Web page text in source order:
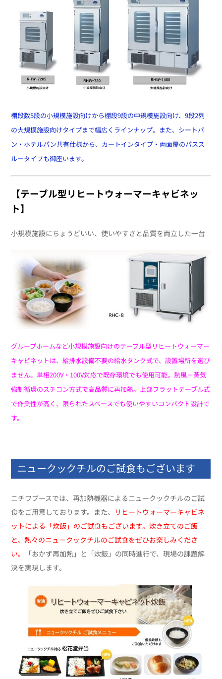
棚段数5段の小規模施設向けから棚段9段の中規模施設向け、9段2列
の大規模施設向けタイプまで幅広くラインナップ。 また、シートパ
ン・ホテルパン共有仕様から、カートインタイプ・両面扉のパスス
ルータイプも御座います。
【テーブル型リヒートウォーマーキャビネッ
ト】
小規模施設にちょうどいい、使いやすさと品質を両立した一台
グループホームなど小規模施設向けのテーブル型リヒートウォーマー
キャビネットは、給排水設備不要の給水タンク式で、設置場所を選び
ません。単相200V・100V対応で既存環境でも使用可能。熱風＋蒸気
強制循環のスチコン方式で高品質に再加熱。上部フラットテーブル式
で作業性が高く、限られたスペースでも使いやすいコンパクト設計で
す。
ニュークックチルのご試食もございます
ニチワブースでは、再加熱機器によるニュークックチルのご試
食をご用意しております。また、
リヒートウォーマーキャビネ
ットによる「炊飯」のご試食もございます。炊き立てのご飯
と、熱々のニュークックチルのご試食をぜひお楽しみくださ
い。
「おかず再加熱」と「炊飯」の同時進行で、現場の課題解
決を実現します。